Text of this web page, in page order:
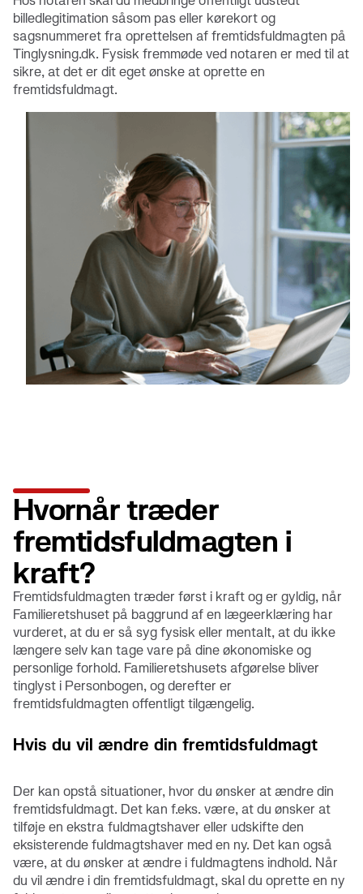
billedlegitimation såsom pas eller kørekort og
sagsnummeret fra oprettelsen af fremtidsfuldmagten på
Tinglysning.dk. Fysisk fremmøde ved notaren er med til at
sikre, at det er dit eget ønske at oprette en
fremtidsfuldmagt.
Hvornår træder
fremtidsfuldmagten i
kraft?
Fremtidsfuldmagten træder først i kraft og er gyldig, når
Familieretshuset på baggrund af en lægeerklæring har
vurderet, at du er så syg fysisk eller mentalt, at du ikke
længere selv kan tage vare på dine økonomiske og
personlige forhold. Familieretshusets afgørelse bliver
tinglyst i Personbogen, og derefter er
fremtidsfuldmagten offentligt tilgængelig.
Hvis du vil ændre din fremtidsfuldmagt
Der kan opstå situationer, hvor du ønsker at ændre din
fremtidsfuldmagt. Det kan f.eks. være, at du ønsker at
tilføje en ekstra fuldmagtshaver eller udskifte den
eksisterende fuldmagtshaver med en ny. Det kan også
være, at du ønsker at ændre i fuldmagtens indhold. Når
du vil ændre i din fremtidsfuldmagt, skal du oprette en ny